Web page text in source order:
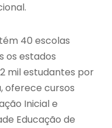
40 escolas
os estados
mil estudantes por
oferece cursos
Inicial e
Educação de